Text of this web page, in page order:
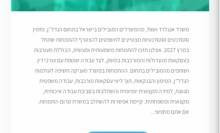
משרד אנגלרד ושות’, מהמשרדים המובילים בישראל בתחום הנדל”ן, מזמין
סטודנטים וסטודנטיות מצטיינים למשפטים להצטרף להתמחות שתחל
במרץ 2027. אצלנו תזכו להתמחות משמעותית ומעשית, הכוללת מעורבות
בעסקאות מהגדולות והמורכבות במשק, לצד עבודה שוטפת עם עורכי דין
ושותפים מהמובילים בתחום. ההתמחות במשרד מעניקה חשיפה לעולמות
הנדל”ן, המימון והבנקאות, תוך ליווי עסקאות מורכבות, עבודה משפטית
מגוונת, למידה מקצועית יומיומית והשתלבות בסביבת עבודה איכותית,
מקצועית ומשפחתית. קיימת אפשרות להשתלב במשרת טרום-התמחות.
אם אתם מחפשי...